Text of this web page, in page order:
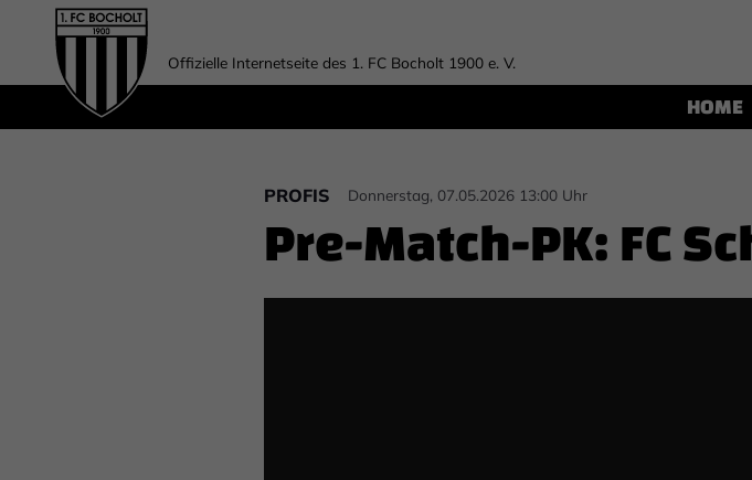
Offizielle Internetseite des 1. FC Bocholt 1900 e. V.
HOME
PROFIS Donnerstag, 07.05.2026 13:00 Uhr
Pre-Match-PK: FC